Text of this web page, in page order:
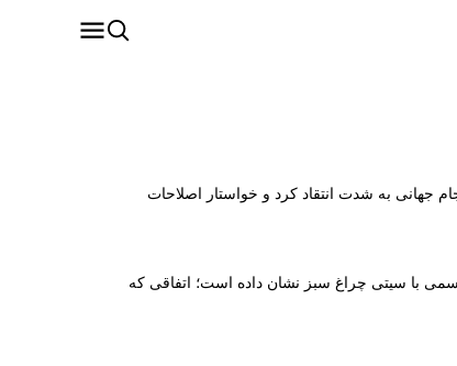
جام جهانی به شدت انتقاد کرد و خواستار اصلاحات
رسمی با سیتی چراغ سبز نشان داده است؛ اتفاقی که